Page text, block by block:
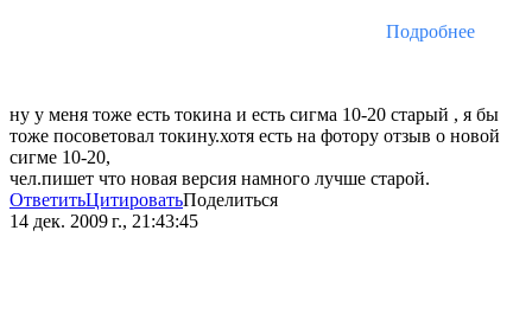
Подробнее
ну у меня тоже есть токина и есть сигма 10-20 старый , я бы
тоже посоветовал токину.хотя есть на фотору отзыв о новой
сигме 10-20,
чел.пишет что новая версия намного лучше старой.
ОтветитьЦитироватьПоделиться
14 дек. 2009 г., 21:43:45